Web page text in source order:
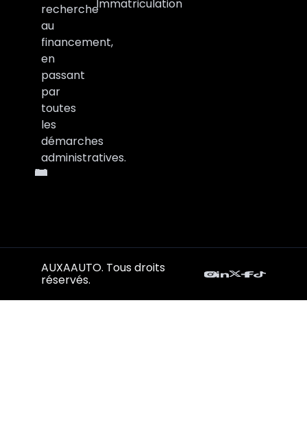
recherche
au
financement,
en
passant
par
toutes
les
démarches
administratives.
Immatriculation
AUXAAUTO. Tous droits
réservés.